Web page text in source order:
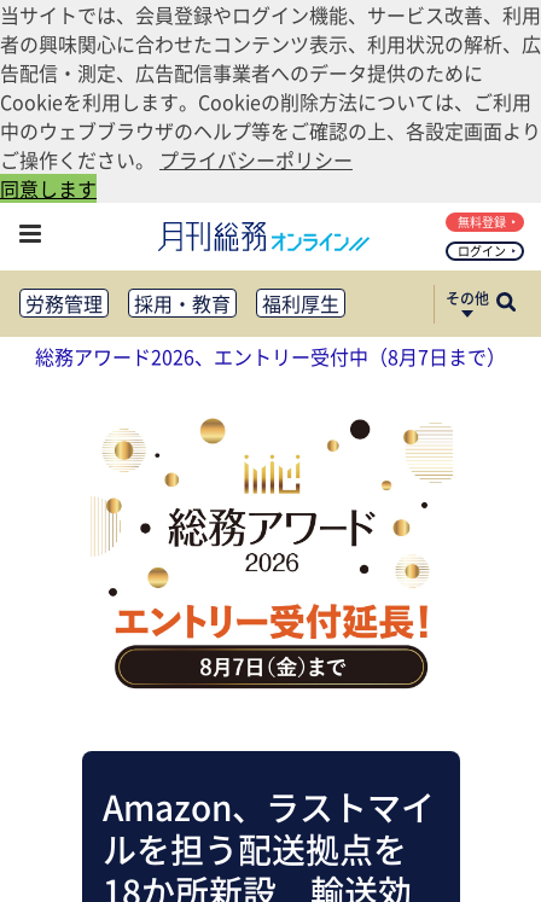
当サイトでは、会員登録やログイン機能、サービス改善、利用
者の興味関心に合わせたコンテンツ表示、利用状況の解析、広
告配信・測定、広告配信事業者へのデータ提供のために
Cookieを利用します。Cookieの削除方法については、ご利用
中のウェブブラウザのヘルプ等をご確認の上、各設定画面より
ご操作ください。 プライバシーポリシー
同意します
ログイン
無料登録
労務管理 採用・教育
福利厚生
健康経営
働き方改革
法務・コンプライアンス
リスクマネジメント・BCP
社外・社内広報
社外・社内コミュニケーション活性化
FM・オフィス移転
CSR・SDGs
テクノロジー活用・DX
助成金・補助金・コスト削減
アウトソーシング・BPO
調査・レポート
その他
総務アワード2026、エントリー受付中（8月7日まで）
Amazon、ラストマイ
ルを担う配送拠点を
18か所新設 輸送効